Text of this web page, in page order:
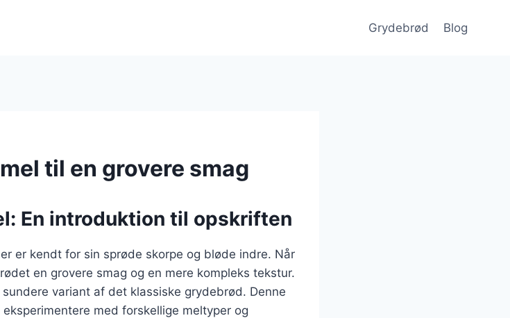
Grydebrød Blog
til en grovere smag
En introduktion til opskriften
er kendt for sin sprøde skorpe og bløde indre. Når
en grovere smag og en mere kompleks tekstur.
variant af det klassiske grydebrød. Denne
med forskellige meltyper og